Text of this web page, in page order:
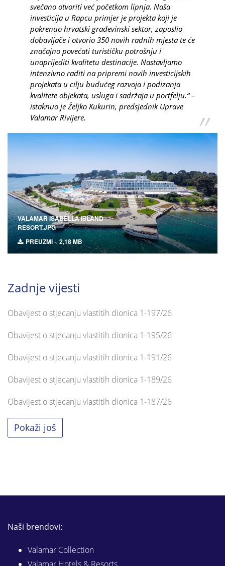
svečano otvoriti već početkom lipnja. Naša
investicija u Rapcu primjer je projekta koji je
pokrenuo hrvatski građevinski sektor, zaposlio
dobavljače i otvorio 350 novih radnih mjesta te će
značajno povećati turističku potrošnju i
unaprijediti kvalitetu destinacije. Nastavljamo
intenzivno raditi na pripremi novih investicijskih
projekata u cilju budućeg razvoja i podizanja
kvalitete objekata, usluga i sadržaja u portfelju.“ –
istaknuo je Željko Kukurin, predsjednik Uprave
Valamar Rivijere.
VALAMAR ISABELLA ISLAND
RESORT.JPG
PREUZMI ~ 2,18 MB
Zadnje vijesti
Obavijest o stjecanju vlastitih dionica 1-197/26
Obavijest o stjecanju vlastitih dionica 1-195/26
Obavijest o stjecanju vlastitih dionica 1-191/26
Obavijest o stjecanju vlastitih dionica 1-189/26
Obavijest o stjecanju vlastitih dionica 1-187/26
Pokaži još
Naši brendovi:
Valamar Collection